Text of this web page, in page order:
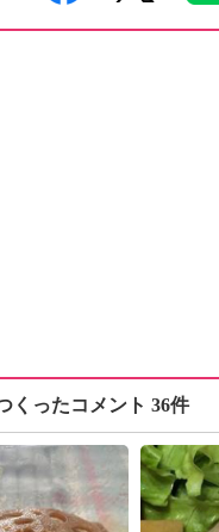
くったコメント 36件